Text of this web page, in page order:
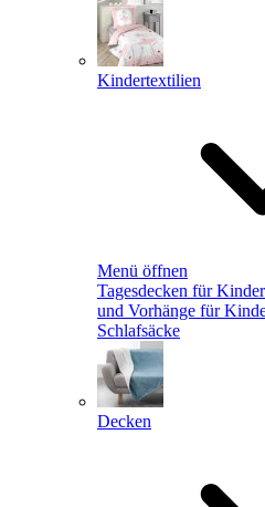
Kindertextilien
Menü öffnen
Tagesdecken für Kinder
und Vorhänge für
Schlafsäcke
Decken